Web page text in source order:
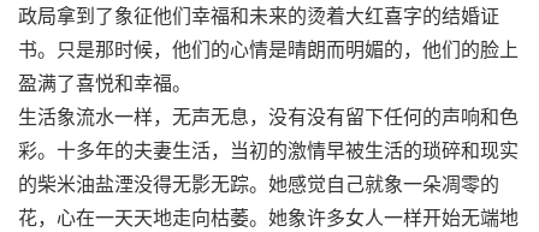
政局拿到了象征他们幸福和未来的烫着大红喜字的结婚证
书。只是那时候，他们的心情是晴朗而明媚的，他们的脸上
盈满了喜悦和幸福。
生活象流水一样，无声无息，没有没有留下任何的声响和色
彩。十多年的夫妻生活，当初的激情早被生活的琐碎和现实
的柴米油盐湮没得无影无踪。她感觉自己就象一朵凋零的
花，心在一天天地走向枯萎。她象许多女人一样开始无端地